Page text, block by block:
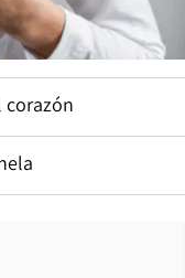
corazón